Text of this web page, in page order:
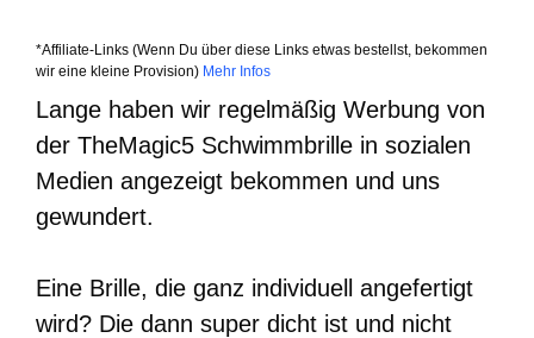
*Affiliate-Links (Wenn Du über diese Links etwas bestellst, bekommen
wir eine kleine Provision) Mehr Infos
Lange haben wir regelmäßig Werbung von
der TheMagic5 Schwimmbrille in sozialen
Medien angezeigt bekommen und uns
gewundert.
Eine Brille, die ganz individuell angefertigt
wird? Die dann super dicht ist und nicht